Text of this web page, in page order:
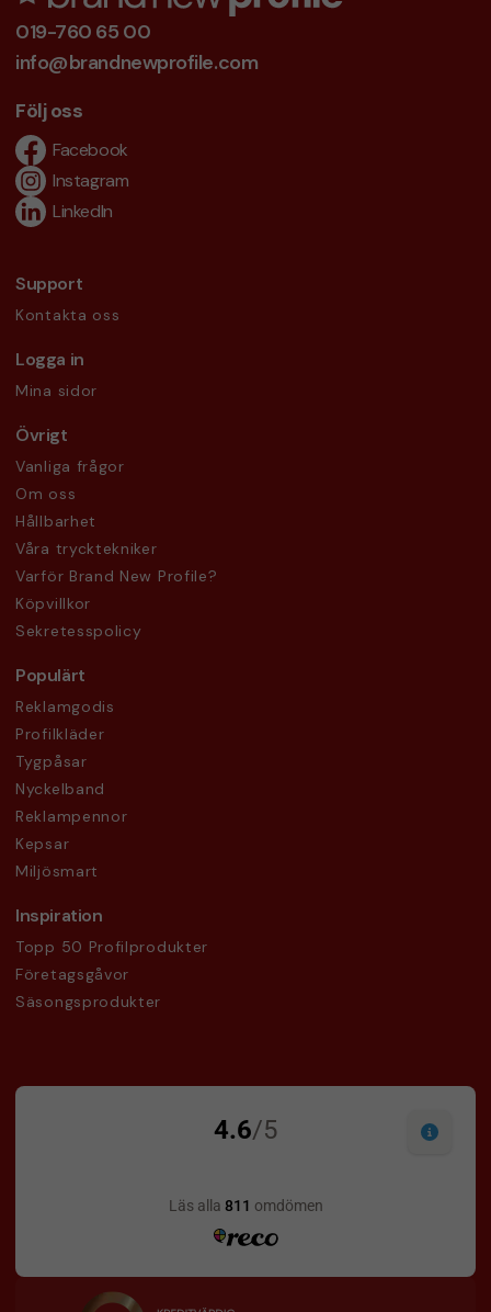
019-760 65 00
info@brandnewprofile.com
Följ oss
Facebook
Instagram
LinkedIn
Support
Kontakta oss
Logga in
Mina sidor
Övrigt
Vanliga frågor
Om oss
Hållbarhet
Våra trycktekniker
Varför Brand New Profile?
Köpvillkor
Sekretesspolicy
Populärt
Reklamgodis
Profilkläder
Tygpåsar
Nyckelband
Reklampennor
Kepsar
Miljösmart
Inspiration
Topp 50 Profilprodukter
Företagsgåvor
Säsongsprodukter